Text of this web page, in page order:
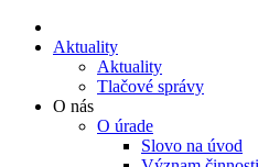
Aktuality
Aktuality
Tlačové správy
O nás
O úrade
Slovo na úvod